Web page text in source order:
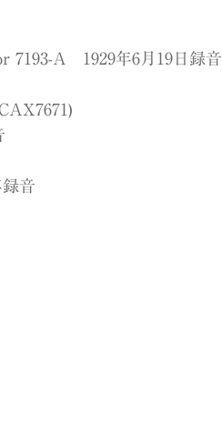
7193-A 1929年6月19日録音
音